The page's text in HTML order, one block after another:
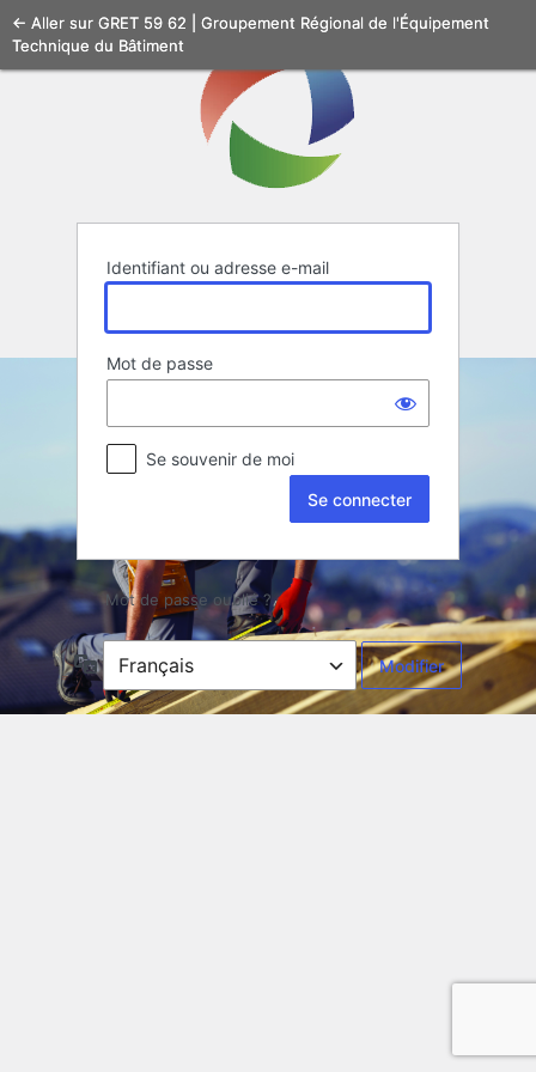
Se
connecter
Identifiant ou adresse e-mail
Mot de passe
Se souvenir de moi
Mot de passe oublié ?
← Aller sur GRET 59 62 | Groupement Régional de l'Équipement
Technique du Bâtiment
Langue